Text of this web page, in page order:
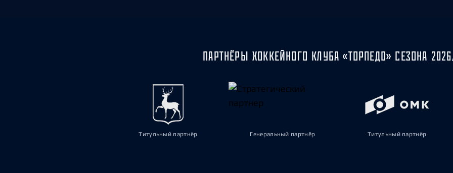
ПАРТНЁРЫ ХОККЕЙНОГО КЛУБА «ТОРПЕДО» СЕЗОНА
Титульный партнёр Генеральный партнёр Титульный партнёр